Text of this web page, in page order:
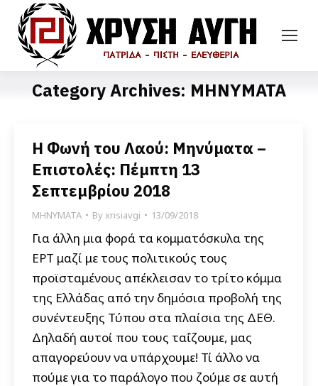
Category Archives: ΜΗΝΥΜΑΤΑ
Η Φωνή του Λαού: Μηνύματα –
Επιστολές: Πέμπτη 13
Σεπτεμβρίου 2018
ΜΗΝΥΜΑΤΑ Byxrisiavgi 13/09/2018
Για άλλη μια φορά τα κομματόσκυλα της
ΕΡΤ μαζί με τους πολιτικούς τους
προϊσταμένους απέκλεισαν το τρίτο κόμμα
της Ελλάδας από την δημόσια προβολή της
συνέντευξης Τύπου στα πλαίσια της ΔΕΘ.
Δηλαδή αυτοί που τους ταΐζουμε, μας
απαγορεύουν να υπάρχουμε! Τί άλλο να
πούμε για το παράλογο που ζούμε σε αυτή